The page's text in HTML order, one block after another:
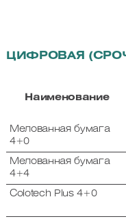
ЦИФРОВАЯ
Наименование
Мелованная бумага
4+0
Мелованная бумага
4+4
Colotech Plus 4+0